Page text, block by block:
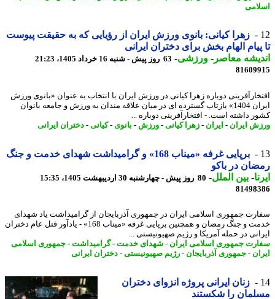
زهرا کیانی: بانوی ورزش ایران از رؤیایی که به حقیقت پیوست
الهام بخش برای دختران ایرانی
معاصر-ورزشی-63 روز پیش - شنبه 16 خرداد 1405، 21:23
دوباره زهرا کیانی در ورزش ایران با انتخاب به عنوان «بانوی ورزش
ایران 1404» بازتاب گسترده ای در میان علاقه مندان به ورزش و جامعه بانوان
داشته است. - افتخارآفرینی دوباره ...
ایران - ایران - زهرا کیانی-ورزش -بانوی-کیانی-دختران ایرانی
برپایی غرفه «میناب 168» و گرامیداشت شهدای خدمت و جنگ
در باکو
-بین الملل-80 روز پیش - چهارشنبه 30 اردیبهشت 1405، 15:35
جمهوری اسلامی ایران در جمهوری آذربایجان از گرامیداشت یاد شهدای
خدمت و جنگ رمضان و همچنین برپایی غرفه «میناب 168» - یادآور قتل عام دختران
در حمله آمریکا و رژیم صهیونیستی ...
جمهوری اسلامی ایران - شهدای خدمت-گرامیداشت -جمهوری اسلامی
- جمهوری آذربایجان-رژیم صهیونیستی-دختران ایرانی
زنان ایرانی پروژه انزوای دختران
را شکستند